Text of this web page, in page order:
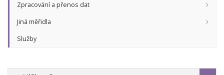
Zpracování a přenos dat
Jiná měřidla
Služby